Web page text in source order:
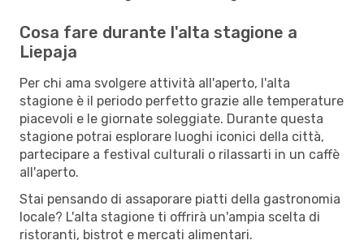
Cosa fare durante l'alta stagione a
Liepaja
Per chi ama svolgere attività all'aperto, l'alta
stagione è il periodo perfetto grazie alle temperature
piacevoli e le giornate soleggiate. Durante questa
stagione potrai esplorare luoghi iconici della città,
partecipare a festival culturali o rilassarti in un caffè
all'aperto.
Stai pensando di assaporare piatti della gastronomia
locale? L'alta stagione ti offrirà un'ampia scelta di
ristoranti, bistrot e mercati alimentari.